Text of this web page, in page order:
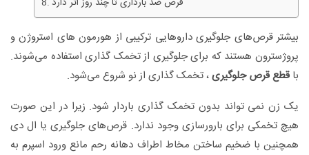
بیشتر قرص‌های جلوگیری داروهایی ترکیبی از هورمون‌ های استروژن و
پروژسترون هستند که برای جلوگیری از تخمک گذاری استفاده می‌شوند.
با قطع قرص جلوگیری، تخمک گذاری از نو شروع می‌شود.
یک زن نمی تواند بدون تخمک گذاری باردار شود. زیرا در این صورت
هیچ تخمکی برای بارورسازی وجود ندارد. قرص‌های جلوگیری یا ال دی
همچنین با ضخیم ساختن مخاط اطراف دهانه رحم مانع ورود اسپرم به